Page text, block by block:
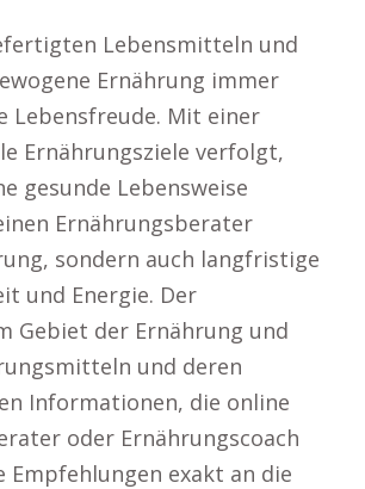
Lebensmitteln und
Ernährung immer
Lebensfreude. Mit einer
Ernährungsziele verfolgt,
gesunde Lebensweise
Ernährungsberater
sondern auch langfristige
und Energie. Der
Gebiet der Ernährung und
und deren
Informationen, die online
oder Ernährungscoach
exakt an die